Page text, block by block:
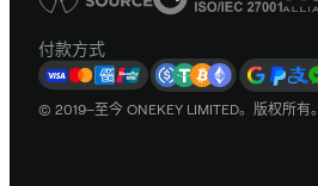
付款方式
© 2019–至今 ONEKEY LIMITED。版权所有。